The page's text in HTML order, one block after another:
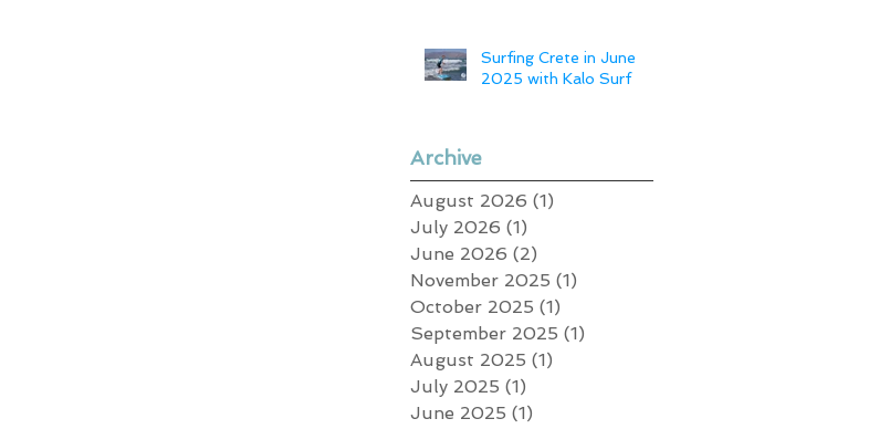
Surfing Crete in June
2025 with Kalo Surf
Archive
August 2026 (1)
July 2026 (1)
June 2026 (2)
November 2025 (1)
October 2025 (1)
September 2025 (1)
August 2025 (1)
July 2025 (1)
June 2025 (1)